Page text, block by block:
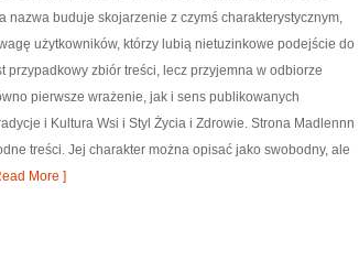
nazwa buduje skojarzenie z czymś charakterystycznym,
użytkowników, którzy lubią nietuzinkowe podejście do
przypadkowy zbiór treści, lecz przyjemna w odbiorze
pierwsze wrażenie, jak i sens publikowanych
i Kultura Wsi i Styl Życia i Zdrowie. Strona Madlennn
treści. Jej charakter można opisać jako swobodny, ale
More ]